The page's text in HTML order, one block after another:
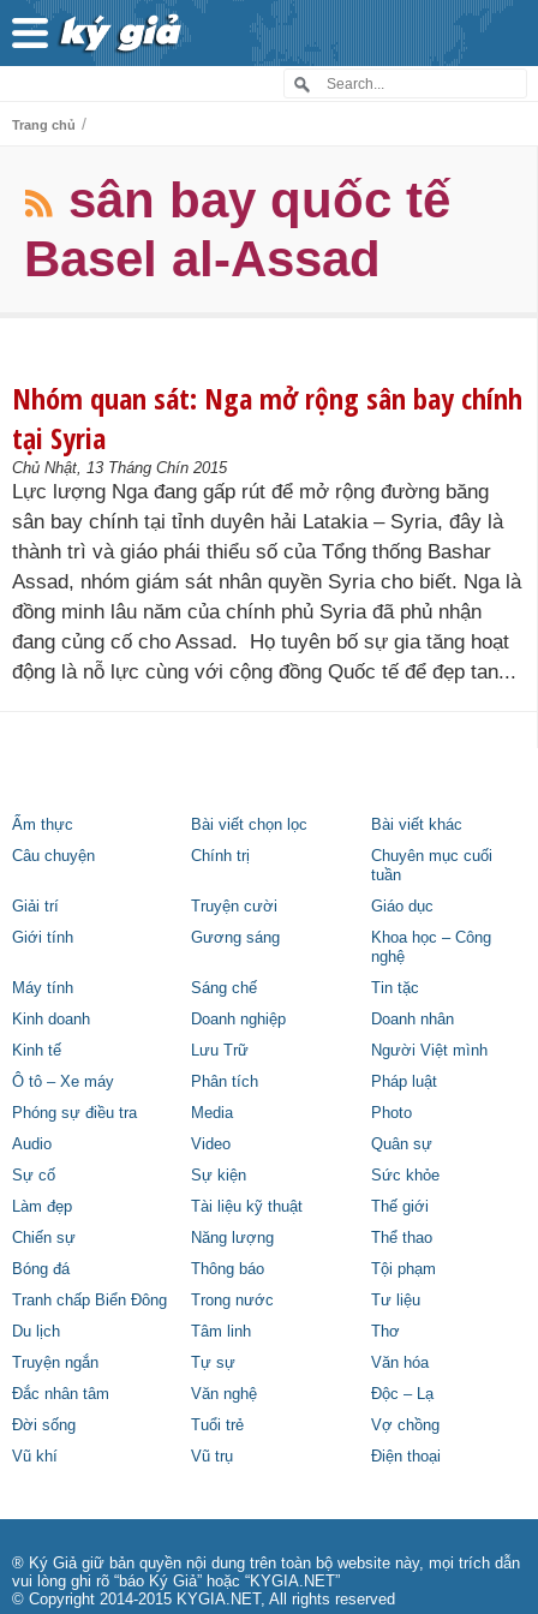
Trang chủ /
sân bay quốc tế
Basel al-Assad
Nhóm quan sát: Nga mở rộng sân bay chính
tại Syria
Chủ Nhật, 13 Tháng Chín 2015
Lực lượng Nga đang gấp rút để mở rộng đường băng
sân bay chính tại tỉnh duyên hải Latakia – Syria, đây là
thành trì và giáo phái thiểu số của Tổng thống Bashar
Assad, nhóm giám sát nhân quyền Syria cho biết. Nga là
đồng minh lâu năm của chính phủ Syria đã phủ nhận
đang củng cố cho Assad. Họ tuyên bố sự gia tăng hoạt
động là nỗ lực cùng với cộng đồng Quốc tế để đẹp tan...
Ẩm thực Bài viết chọn lọc
Bài viết khác
Câu chuyện
Chính trị
Chuyên mục cuối
tuần
Giải trí
Truyện cười
Giáo dục
Giới tính
Gương sáng
Khoa học – Công
nghệ
Máy tính
Sáng chế
Tin tặc
Kinh doanh
Doanh nghiệp
Doanh nhân
Kinh tế
Lưu Trữ
Người Việt mình
Ô tô – Xe máy
Phân tích
Pháp luật
Phóng sự điều tra
Media
Photo
Audio
Video
Quân sự
Sự cố
Sự kiện
Sức khỏe
Làm đẹp
Tài liệu kỹ thuật
Thế giới
Chiến sự
Năng lượng
Thể thao
Bóng đá
Thông báo
Tội phạm
Tranh chấp Biển Đông
Trong nước
Tư liệu
Du lịch
Tâm linh
Thơ
Truyện ngắn
Tự sự
Văn hóa
Đắc nhân tâm
Văn nghệ
Độc – Lạ
Đời sống
Tuổi trẻ
Vợ chồng
Vũ khí
Vũ trụ Điện thoại
® Ký Giả giữ bản quyền nội dung trên toàn bộ website này, mọi trích dẫn
vui lòng ghi rõ “báo Ký Giả” hoặc “KYGIA.NET”
© Copyright 2014-2015 KYGIA.NET, All rights reserved